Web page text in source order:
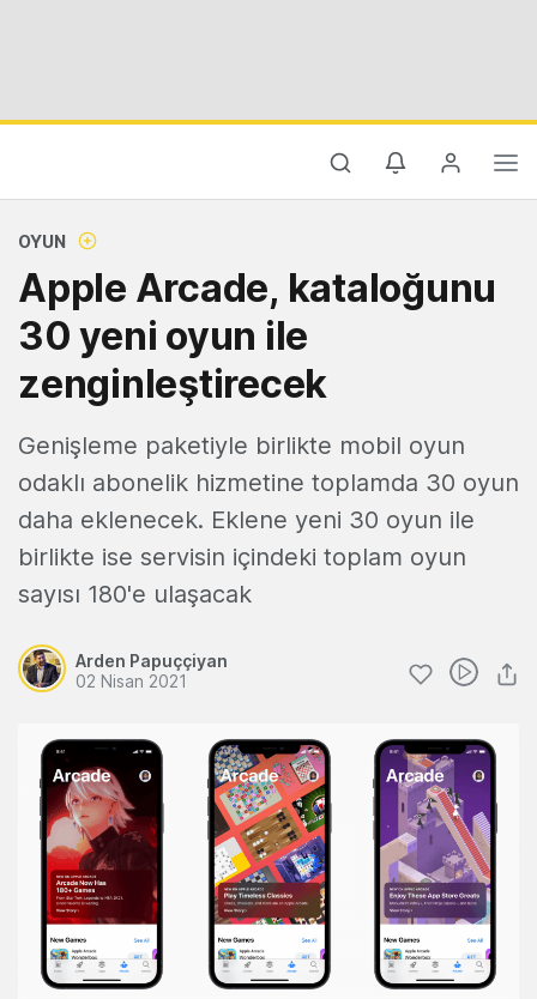
OYUN
Apple Arcade, kataloğunu
30 yeni oyun ile
zenginleştirecek
Genişleme paketiyle birlikte mobil oyun
odaklı abonelik hizmetine toplamda 30 oyun
daha eklenecek. Eklene yeni 30 oyun ile
birlikte ise servisin içindeki toplam oyun
sayısı 180'e ulaşacak
Arden Papuççiyan
02 Nisan 2021